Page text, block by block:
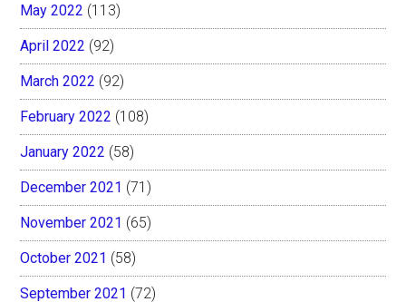
May 2022 (113)
April 2022 (92)
March 2022 (92)
February 2022 (108)
January 2022 (58)
December 2021 (71)
November 2021 (65)
October 2021 (58)
September 2021 (72)